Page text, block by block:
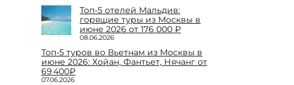
Топ-5 отелей Мальдив:
горящие туры из Москвы в
июне 2026 от 176 000 ₽
08.06.2026
Топ-5 туров во Вьетнам из Москвы в
июне 2026: Хойан, Фантьет, Нячанг от
69 400₽
07.06.2026